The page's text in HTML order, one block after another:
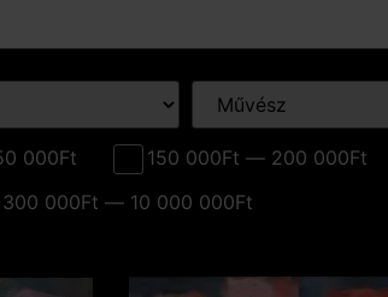
000Ft 150 000Ft — 200 000Ft
300 000Ft — 10 000 000Ft